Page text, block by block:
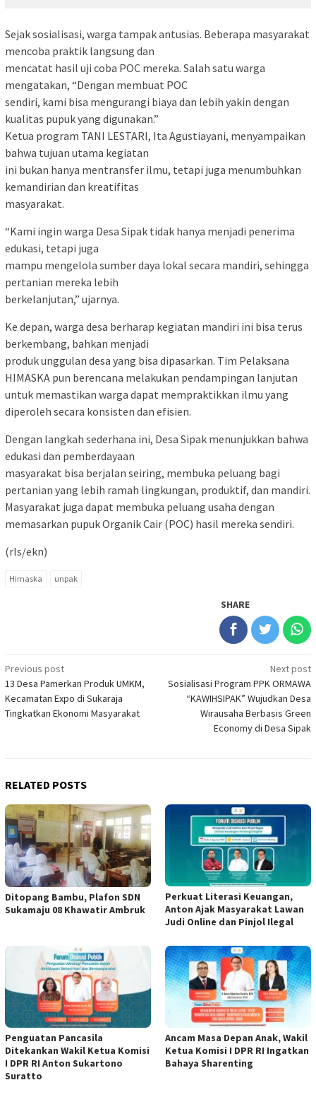
Sejak sosialisasi, warga tampak antusias. Beberapa masyarakat
mencoba praktik langsung dan
mencatat hasil uji coba POC mereka. Salah satu warga
mengatakan, “Dengan membuat POC
sendiri, kami bisa mengurangi biaya dan lebih yakin dengan
kualitas pupuk yang digunakan.”
Ketua program TANI LESTARI, Ita Agustiayani, menyampaikan
bahwa tujuan utama kegiatan
ini bukan hanya mentransfer ilmu, tetapi juga menumbuhkan
kemandirian dan kreatifitas
masyarakat.
“Kami ingin warga Desa Sipak tidak hanya menjadi penerima
edukasi, tetapi juga
mampu mengelola sumber daya lokal secara mandiri, sehingga
pertanian mereka lebih
berkelanjutan,” ujarnya.
Ke depan, warga desa berharap kegiatan mandiri ini bisa terus
berkembang, bahkan menjadi
produk unggulan desa yang bisa dipasarkan. Tim Pelaksana
HIMASKA pun berencana melakukan pendampingan lanjutan
untuk memastikan warga dapat mempraktikkan ilmu yang
diperoleh secara konsisten dan efisien.
Dengan langkah sederhana ini, Desa Sipak menunjukkan bahwa
edukasi dan pemberdayaan
masyarakat bisa berjalan seiring, membuka peluang bagi
pertanian yang lebih ramah lingkungan, produktif, dan mandiri.
Masyarakat juga dapat membuka peluang usaha dengan
memasarkan pupuk Organik Cair (POC) hasil mereka sendiri.
(rls/ekn)
Himaska unpak
SHARE
Post
navigation
Previous post
13 Desa Pamerkan Produk UMKM,
Kecamatan Expo di Sukaraja
Tingkatkan Ekonomi Masyarakat
Next post
Sosialisasi Program PPK ORMAWA
“KAWIHSIPAK” Wujudkan Desa
Wirausaha Berbasis Green
Economy di Desa Sipak
RELATED POSTS
Ditopang Bambu, Plafon SDN
Sukamaju 08 Khawatir Ambruk
Perkuat Literasi Keuangan,
Anton Ajak Masyarakat Lawan
Judi Online dan Pinjol Ilegal
Penguatan Pancasila
Ditekankan Wakil Ketua Komisi
I DPR RI Anton Sukartono
Suratto
Ancam Masa Depan Anak, Wakil
Ketua Komisi I DPR RI Ingatkan
Bahaya Sharenting